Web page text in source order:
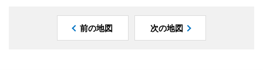
前の地図 次の地図